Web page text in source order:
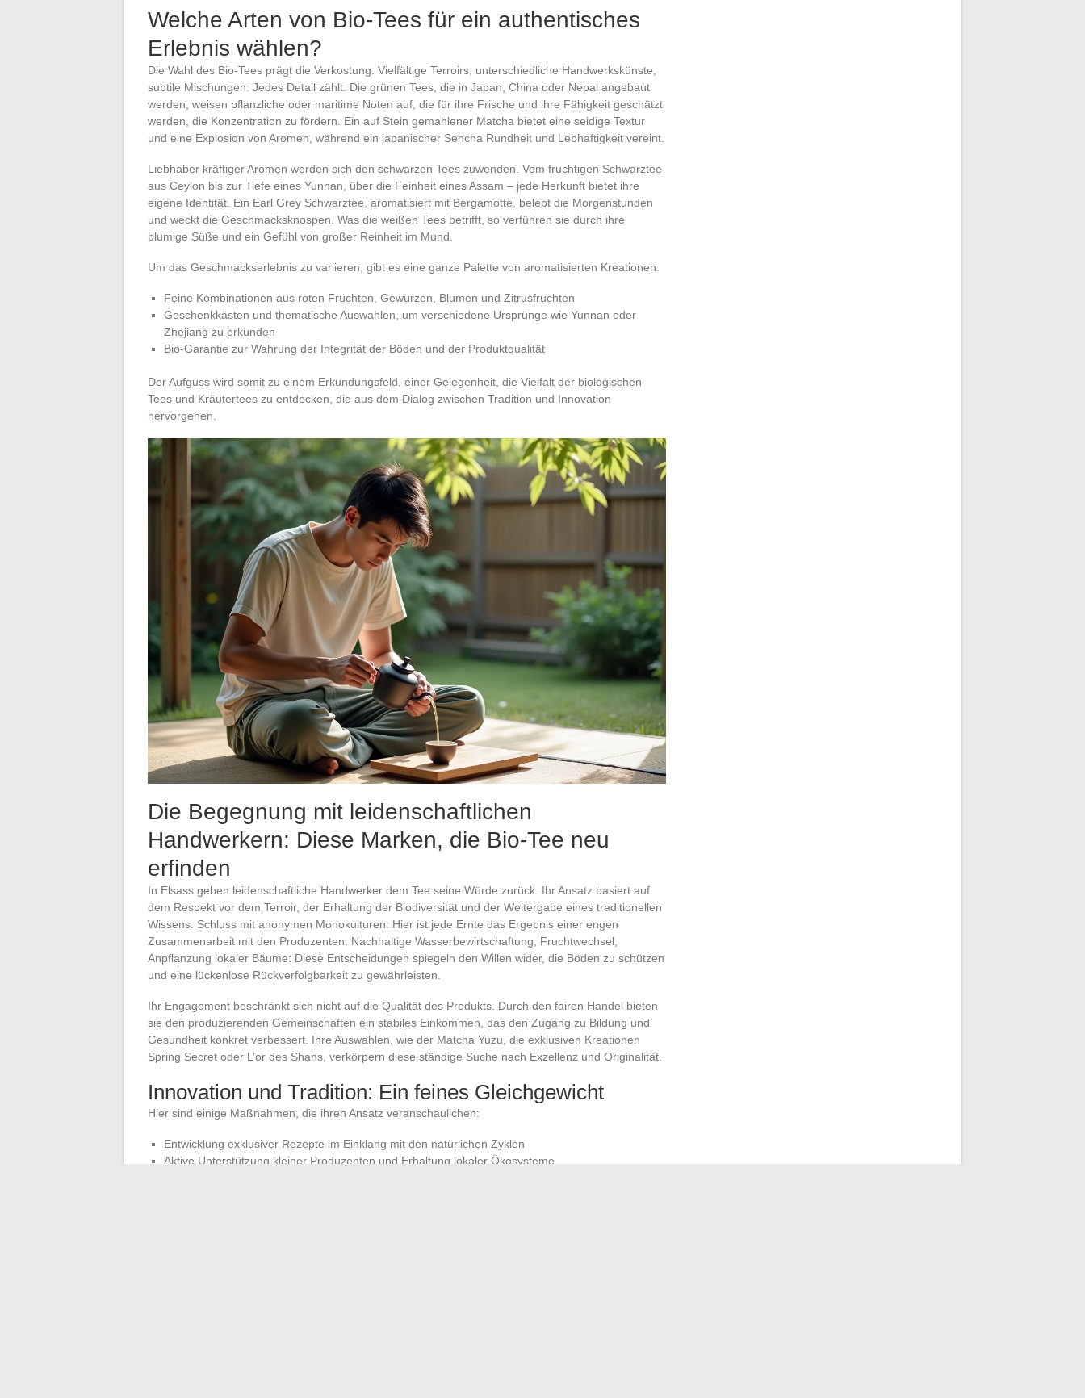
Welche Arten von Bio-Tees für ein authentisches
Erlebnis wählen?
Die Wahl des Bio-Tees prägt die Verkostung. Vielfältige Terroirs, unterschiedliche Handwerkskünste,
subtile Mischungen: Jedes Detail zählt. Die grünen Tees, die in Japan, China oder Nepal angebaut
werden, weisen pflanzliche oder maritime Noten auf, die für ihre Frische und ihre Fähigkeit geschätzt
werden, die Konzentration zu fördern. Ein auf Stein gemahlener Matcha bietet eine seidige Textur
und eine Explosion von Aromen, während ein japanischer Sencha Rundheit und Lebhaftigkeit vereint.
Liebhaber kräftiger Aromen werden sich den schwarzen Tees zuwenden. Vom fruchtigen Schwarztee
aus Ceylon bis zur Tiefe eines Yunnan, über die Feinheit eines Assam – jede Herkunft bietet ihre
eigene Identität. Ein Earl Grey Schwarztee, aromatisiert mit Bergamotte, belebt die Morgenstunden
und weckt die Geschmacksknospen. Was die weißen Tees betrifft, so verführen sie durch ihre
blumige Süße und ein Gefühl von großer Reinheit im Mund.
Um das Geschmackserlebnis zu variieren, gibt es eine ganze Palette von aromatisierten Kreationen:
Feine Kombinationen aus roten Früchten, Gewürzen, Blumen und Zitrusfrüchten
Geschenkkästen und thematische Auswahlen, um verschiedene Ursprünge wie Yunnan oder
Zhejiang zu erkunden
Bio-Garantie zur Wahrung der Integrität der Böden und der Produktqualität
Der Aufguss wird somit zu einem Erkundungsfeld, einer Gelegenheit, die Vielfalt der biologischen
Tees und Kräutertees zu entdecken, die aus dem Dialog zwischen Tradition und Innovation
hervorgehen.
Die Begegnung mit leidenschaftlichen
Handwerkern: Diese Marken, die Bio-Tee neu
erfinden
In Elsass geben leidenschaftliche Handwerker dem Tee seine Würde zurück. Ihr Ansatz basiert auf
dem Respekt vor dem Terroir, der Erhaltung der Biodiversität und der Weitergabe eines traditionellen
Wissens. Schluss mit anonymen Monokulturen: Hier ist jede Ernte das Ergebnis einer engen
Zusammenarbeit mit den Produzenten. Nachhaltige Wasserbewirtschaftung, Fruchtwechsel,
Anpflanzung lokaler Bäume: Diese Entscheidungen spiegeln den Willen wider, die Böden zu schützen
und eine lückenlose Rückverfolgbarkeit zu gewährleisten.
Ihr Engagement beschränkt sich nicht auf die Qualität des Produkts. Durch den fairen Handel bieten
sie den produzierenden Gemeinschaften ein stabiles Einkommen, das den Zugang zu Bildung und
Gesundheit konkret verbessert. Ihre Auswahlen, wie der Matcha Yuzu, die exklusiven Kreationen
Spring Secret oder L’or des Shans, verkörpern diese ständige Suche nach Exzellenz und Originalität.
Innovation und Tradition: Ein feines Gleichgewicht
Hier sind einige Maßnahmen, die ihren Ansatz veranschaulichen:
Entwicklung exklusiver Rezepte im Einklang mit den natürlichen Zyklen
Aktive Unterstützung kleiner Produzenten und Erhaltung lokaler Ökosysteme